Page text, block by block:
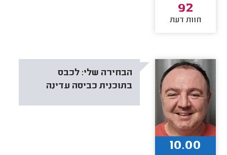
92
חוות דעת
הבחירה שלי: לכבס
בתוכנית כביסה עדינה
10.00